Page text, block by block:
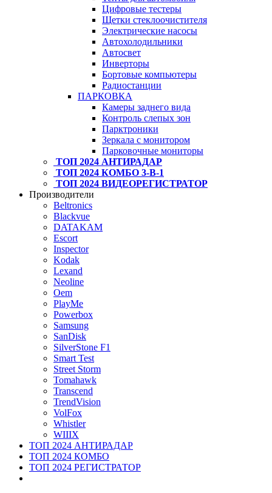
Цифровые тестеры
Щетки стеклоочистителя
Электрические насосы
Автохолодильники
Автосвет
Инверторы
Бортовые компьютеры
Радиостанции
ПАРКОВКА
Камеры заднего вида
Контроль слепых зон
Парктроники
Зеркала с монитором
Парковочные мониторы
ТОП 2024 АНТИРАДАР
ТОП 2024 КОМБО 3-В-1
ТОП 2024 ВИДЕОРЕГИСТРАТОР
Производители
Beltronics
Blackvue
DATAKAM
Escort
Inspector
Kodak
Lexand
Neoline
Oem
PlayMe
Powerbox
Samsung
SanDisk
SilverStone F1
Smart Test
Street Storm
Tomahawk
Transcend
TrendVision
VolFox
Whistler
WIIIX
ТОП 2024 АНТИРАДАР
ТОП 2024 КОМБО
ТОП 2024 РЕГИСТРАТОР